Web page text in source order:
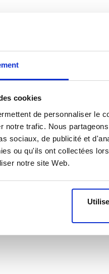
cookies
de personnaliser le
notre trafic. Nous
sociaux, de publicité et
ou qu'ils ont collectées
notre site Web.
: